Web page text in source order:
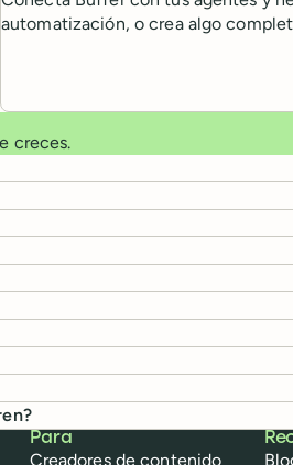
automatización, o crea algo
creces.
Para
Creadores de contenido